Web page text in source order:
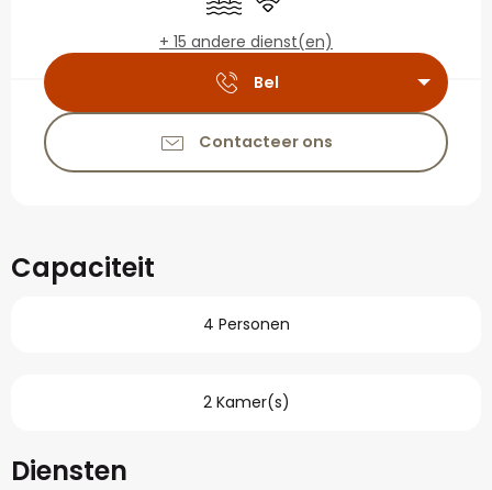
+ 15 andere dienst(en)
Bel
Contacteer ons
Capaciteit
4 Personen
2 Kamer(s)
Diensten